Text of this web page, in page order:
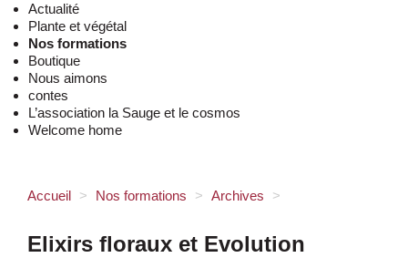
Actualité
Plante et végétal
Nos formations
Boutique
Nous aimons
contes
L’association la Sauge et le cosmos
Welcome home
Accueil > Nos formations > Archives >
Elixirs floraux et Evolution